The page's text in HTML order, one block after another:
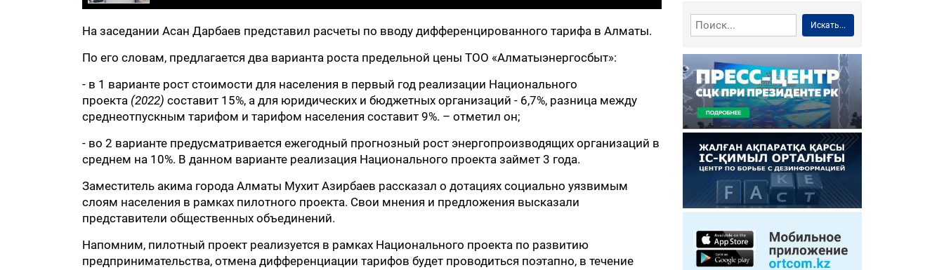
На заседании Асан Дарбаев представил расчеты по вводу дифференцированного тарифа в Алматы.
По его словам, предлагается два варианта роста предельной цены ТОО «Алматыэнергосбыт»:
- в 1 варианте рост стоимости для населения в первый год реализации Национального
проекта (2022) составит 15%, а для юридических и бюджетных организаций - 6,7%, разница между
среднеотпускным тарифом и тарифом населения составит 9%. – отметил он;
- во 2 варианте предусматривается ежегодный прогнозный рост энергопроизводящих организаций в
среднем на 10%. В данном варианте реализация Национального проекта займет 3 года.
Заместитель акима города Алматы Мухит Азирбаев рассказал о дотациях социально уязвимым
слоям населения в рамках пилотного проекта. Свои мнения и предложения высказали
представители общественных объединений.
Напомним, пилотный проект реализуется в рамках Национального проекта по развитию
предпринимательства, отмена дифференциации тарифов будет проводиться поэтапно, в течение
Искать...